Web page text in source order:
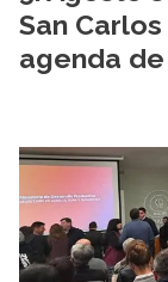
San
agenda